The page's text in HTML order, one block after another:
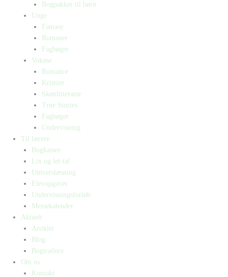
Bogpakker til børn
Unge
Fantasy
Romaner
Fagbøger
Voksne
Romance
Krimier
Skønlitteratur
True Stories
Fagbøger
Undervisning
Til lærere
Bogkasser
Lix og let-tal
Universlæsning
Elevopgaver
Undervisningsforløb
Messekalender
Aktuelt
Artikler
Blog
Bogtrailere
Om os
Kontakt